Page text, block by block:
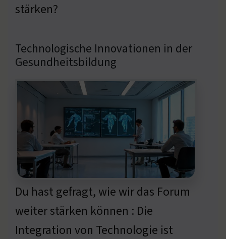
stärken?
Technologische Innovationen in der
Gesundheitsbildung
Du hast gefragt, wie wir das Forum
weiter stärken können : Die
Integration von Technologie ist